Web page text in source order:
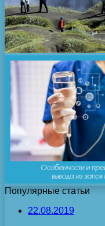
Популярные статьи
22.08.2019